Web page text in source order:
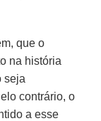
que o
na história
seja
contrário, o
a esse